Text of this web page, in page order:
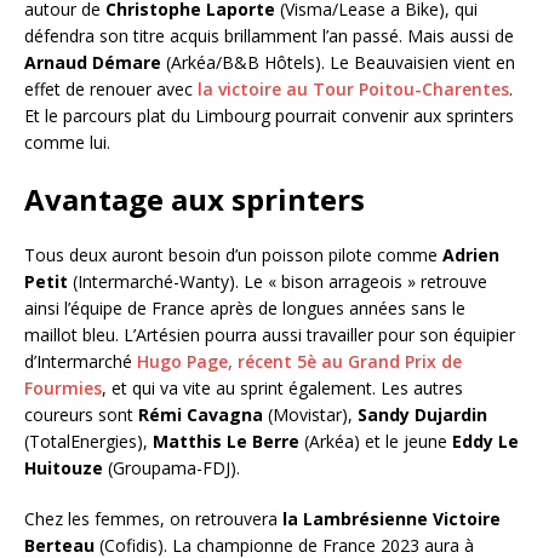
autour de Christophe Laporte (Visma/Lease a Bike), qui
défendra son titre acquis brillamment l’an passé. Mais aussi de
Arnaud Démare (Arkéa/B&B Hôtels). Le Beauvaisien vient en
effet de renouer avec la victoire au Tour Poitou-Charentes.
Et le parcours plat du Limbourg pourrait convenir aux sprinters
comme lui.
Avantage aux sprinters
Tous deux auront besoin d’un poisson pilote comme Adrien
Petit (Intermarché-Wanty). Le « bison arrageois » retrouve
ainsi l’équipe de France après de longues années sans le
maillot bleu. L’Artésien pourra aussi travailler pour son équipier
d’Intermarché Hugo Page, récent 5è au Grand Prix de
Fourmies, et qui va vite au sprint également. Les autres
coureurs sont Rémi Cavagna (Movistar), Sandy Dujardin
(TotalEnergies), Matthis Le Berre (Arkéa) et le jeune Eddy Le
Huitouze (Groupama-FDJ).
Chez les femmes, on retrouvera la Lambrésienne Victoire
Berteau (Cofidis). La championne de France 2023 aura à